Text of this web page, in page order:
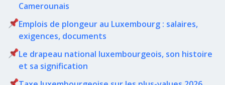
Camerounais
Emplois de plongeur au Luxembourg : salaires,
exigences, documents
Le drapeau national luxembourgeois, son histoire
et sa signification